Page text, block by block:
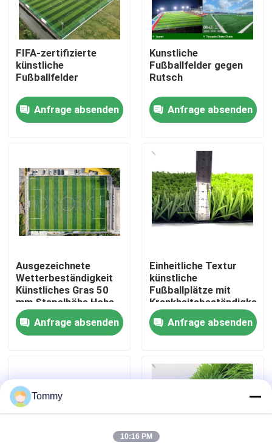
Zu Hause
Videos
Über uns
Qualitätskontrolle
Kontakt
Fälle
FIFA-zertifizierte
künstliche
Fußballfelder
Anfrage absenden
Kunstliche
Fußballfelder gegen
Rutsch
Anfrage absenden
Ausgezeichnete
Wetterbeständigkeit
Künstliches Gras 50
mm Stapelhöhe Hohe
Flexibilität
Anfrage absenden
Einheitliche Textur
künstliche
Fußballplätze mit
Krankheitsbeständigkeit
4x25m
Anfrage absenden
Tommy
10:16 PM